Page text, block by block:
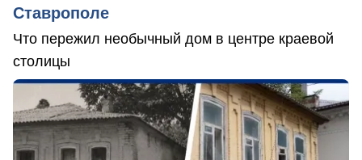
Ставрополе
Что пережил необычный дом в центре краевой
столицы